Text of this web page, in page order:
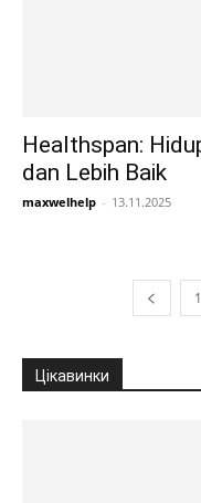
Healthspan:
dan Lebih Baik
maxwelhelp - 13.11.2025
1
Цікавинки